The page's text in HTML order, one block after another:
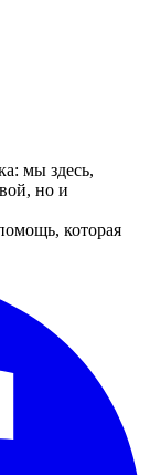
мы здесь,
но и
которая